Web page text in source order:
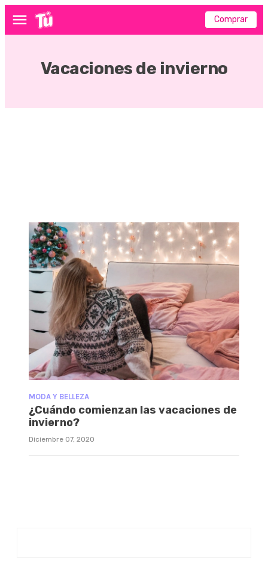
Menú Comprar
Vacaciones de invierno
MODA Y BELLEZA
¿Cuándo comienzan las vacaciones de
invierno?
Diciembre 07, 2020